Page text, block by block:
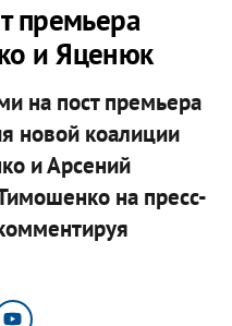
премьера
и Яценюк
на пост премьера
новой коалиции
и Арсений
на пресс-